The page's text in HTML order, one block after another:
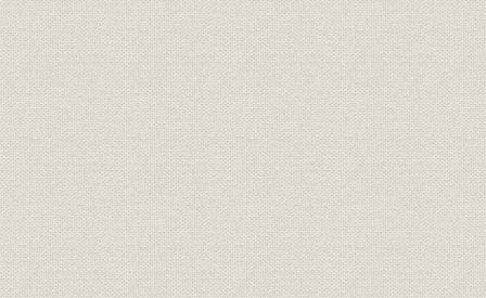
手数料 受入手数料 計画と実績
1972年(昭
(昭和59年
手数料 受入手数料 実績の本部別数値
1972年(
(昭和59年
株式;販売 東証株式売買高4社シェア推移
1971年(昭
(昭和60年